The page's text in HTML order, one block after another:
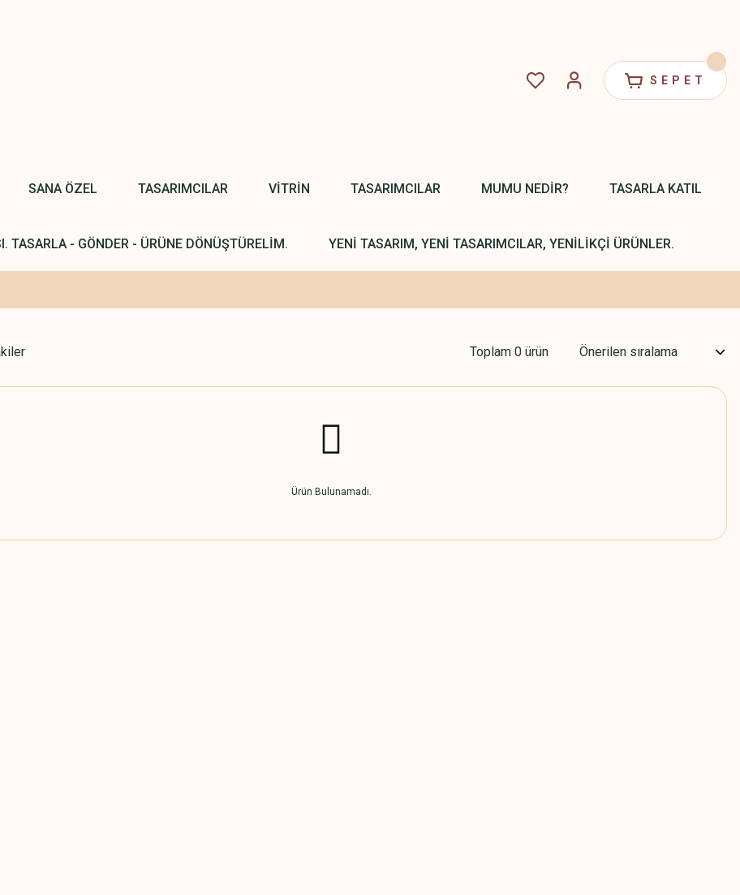
SEPET
SANA ÖZEL TASARIMCILAR VİTRİN TASARIMCILAR MUMU NEDİR? TASARLA KATIL
TASARLA - GÖNDER - ÜRÜNE DÖNÜŞTÜRELİM. YENİ TASARIM, YENİ TASARIMCILAR, YENİLİKÇİ ÜRÜNLER.
Toplam 0 ürün
Ürün Bulunamadı.